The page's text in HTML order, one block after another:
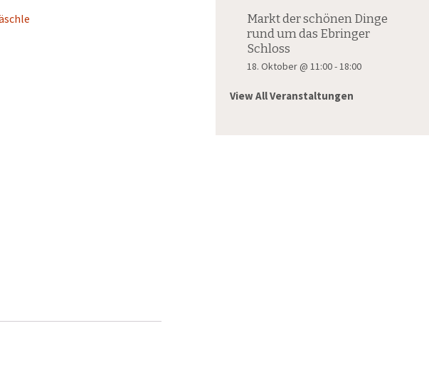
Markt der schönen Dinge
rund um das Ebringer
Schloss
18. Oktober @ 11:00-18:00
View All Veranstaltungen